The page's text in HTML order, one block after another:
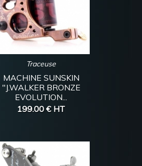
Traceuse
MACHINE SUNSKIN
"J.WALKER BRONZE
EVOLUTION...
199.00 € HT